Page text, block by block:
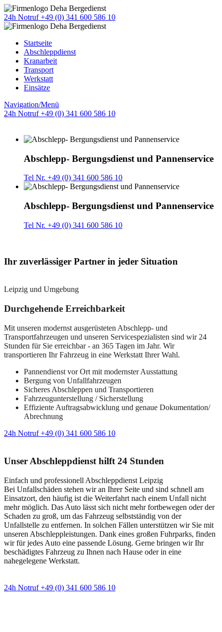
24h Notruf +49 (0) 341 600 586 10
Startseite
Abschleppdienst
Kranarbeit
Transport
Werkstatt
Einsätze
Navigation/Menü
24h Notruf +49 (0) 341 600 586 10
Abschlepp- Bergungsdienst und Pannenservice
Tel Nr. +49 (0) 341 600 586 10
Abschlepp- Bergungsdienst und Pannenservice
Tel Nr. +49 (0) 341 600 586 10
Ihr zuverlässiger Partner in jeder Situation
Leipzig und Umgebung
Durchgehende Erreichbarkeit
Mit unseren modernst ausgerüsteten Abschlepp- und
Transportfahrzeugen und unseren Servicespezialisten sind wir 24
Stunden für Sie erreichbar - an 365 Tagen im Jahr. Wir
transportieren Ihr Fahrzeug in eine Werkstatt Ihrer Wahl.
Pannendienst vor Ort mit modernster Ausstattung
Bergung von Unfallfahrzeugen
Sicheres Abschleppen und Transportieren
Fahrzeugunterstellung / Sicherstellung
Effiziente Auftragsabwicklung und genaue Dokumentation/
Abrechnung
24h Notruf +49 (0) 341 600 586 10
Unser Abschleppdienst hilft 24 Stunden
Einfach und professionell Abschleppdienst Leipzig
Bei Unfallschäden stehen wir an Ihrer Seite und sind schnell am
Einsatzort, den häufig ist die Weiterfahrt nach einem Unfall nicht
mehr möglich. Das Auto lässt sich nicht mehr fortbewegen oder der
Schaden zu groß, um das Fahrzeug selbstständig von der
Unfallstelle zu entfernen. In solchen Fällen unterstützen wir Sie mit
unseren Abschleppleistungen. Dank eines großen Fuhrparks, finden
wir für jedes Auto eine passende Lösung. Gerne bringen wir Ihr
beschädigtes Fahrzeug zu Ihnen nach Hause oder in eine
nahegelegene Werkstatt.
24h Notruf +49 (0) 341 600 586 10